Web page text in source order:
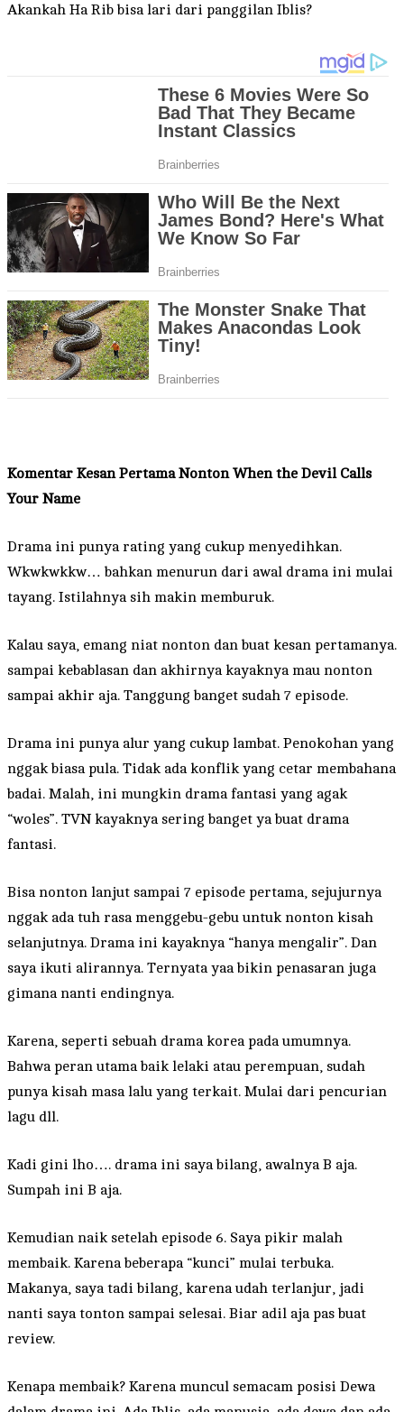
Akankah Ha Rib bisa lari dari panggilan Iblis?
Komentar Kesan Pertama Nonton When the Devil Calls
Your Name
Drama ini punya rating yang cukup menyedihkan.
Wkwkwkkw… bahkan menurun dari awal drama ini mulai
tayang. Istilahnya sih makin memburuk.
Kalau saya, emang niat nonton dan buat kesan pertamanya.
sampai kebablasan dan akhirnya kayaknya mau nonton
sampai akhir aja. Tanggung banget sudah 7 episode.
Drama ini punya alur yang cukup lambat. Penokohan yang
nggak biasa pula. Tidak ada konflik yang cetar membahana
badai. Malah, ini mungkin drama fantasi yang agak
“woles”. TVN kayaknya sering banget ya buat drama
fantasi.
Bisa nonton lanjut sampai 7 episode pertama, sejujurnya
nggak ada tuh rasa menggebu-gebu untuk nonton kisah
selanjutnya. Drama ini kayaknya “hanya mengalir”. Dan
saya ikuti alirannya. Ternyata yaa bikin penasaran juga
gimana nanti endingnya.
Karena, seperti sebuah drama korea pada umumnya.
Bahwa peran utama baik lelaki atau perempuan, sudah
punya kisah masa lalu yang terkait. Mulai dari pencurian
lagu dll.
Kadi gini lho…. drama ini saya bilang, awalnya B aja.
Sumpah ini B aja.
Kemudian naik setelah episode 6. Saya pikir malah
membaik. Karena beberapa “kunci” mulai terbuka.
Makanya, saya tadi bilang, karena udah terlanjur, jadi
nanti saya tonton sampai selesai. Biar adil aja pas buat
review.
Kenapa membaik? Karena muncul semacam posisi Dewa